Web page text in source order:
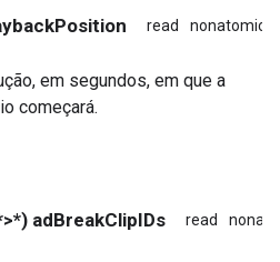
read nonatomic
em segundos, em que a
começará.
adBreakClipIDs read